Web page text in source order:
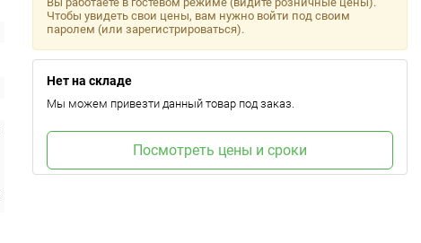
Чтобы увидеть свои цены, вам нужно войти под своим
паролем (или зарегистрироваться).
Нет на складе
Мы можем привезти данный товар под заказ.
Посмотреть цены и сроки